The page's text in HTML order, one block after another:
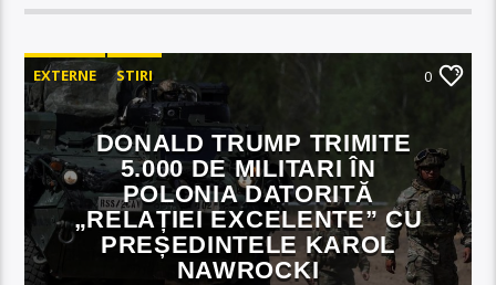
EXTERNE STIRI 0
DONALD TRUMP TRIMITE
5.000 DE MILITARI ÎN
POLONIA DATORITĂ
„RELAȚIEI EXCELENTE” CU
PREȘEDINTELE KAROL
NAWROCKI